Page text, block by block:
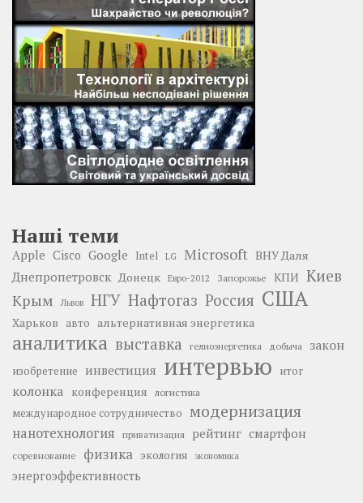
Наші теми
Apple Cisco Google Intel LG Microsoft ВНУ Даля
Днепропетровск Донецк Евро-2012 Запорожье КПИ Киев
Крым Львов НГУ Нафтогаз Россия США
Харьков авто альтернативная энергетика
аналитика выставка гелиоэнергетика добыча закон
изобретение инвестиция интервью итог
колонка конференция логистика
международное сотрудничество модернизация
нанотехнология приватизация рейтинг смартфон
соревнование физика экология экономика
энергоэффективность